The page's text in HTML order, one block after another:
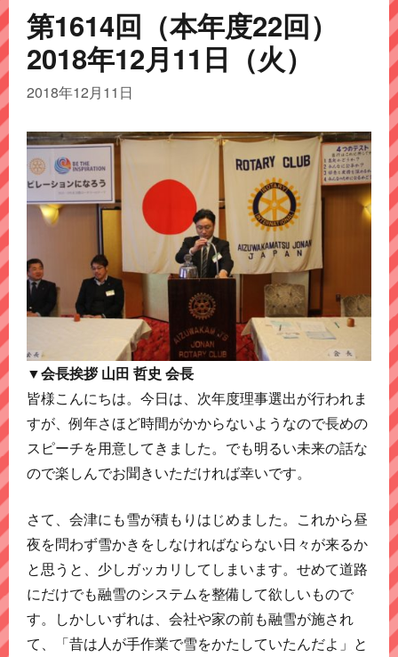
第1614回（本年度22回）
2018年12月11日（火）
2018年12月11日
▼会長挨拶 山田 哲史 会長
皆様こんにちは。今日は、次年度理事選出が行われま
すが、例年さほど時間がかからないようなので長めの
スピーチを用意してきました。でも明るい未来の話な
ので楽しんでお聞きいただければ幸いです。
さて、会津にも雪が積もりはじめました。これから昼
夜を問わず雪かきをしなければならない日々が来るか
と思うと、少しガッカリしてしまいます。せめて道路
にだけでも融雪のシステムを整備して欲しいもので
す。しかしいずれは、会社や家の前も融雪が施され
て、「昔は人が手作業で雪をかたしていたんだよ」と